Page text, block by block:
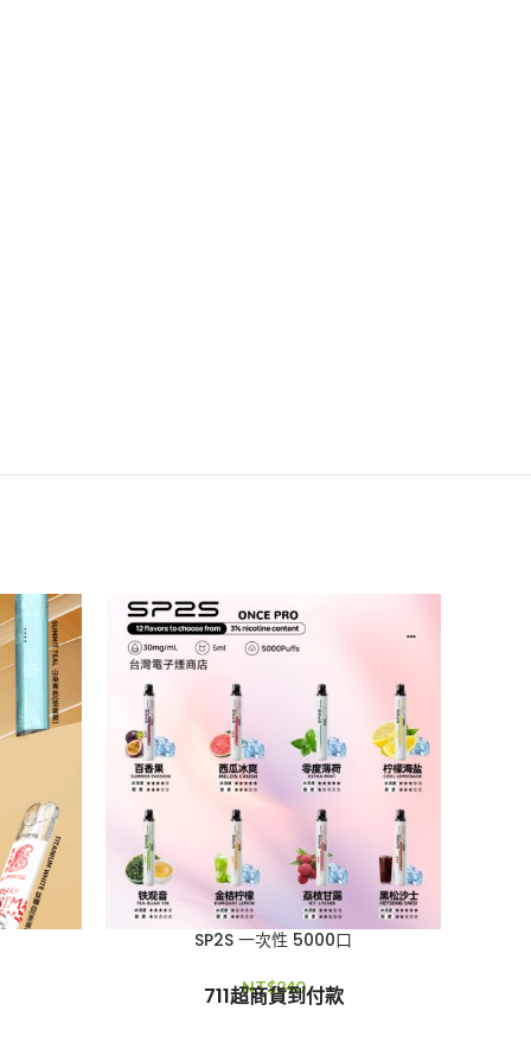
SP2S 一次性 5000口
NT$240
711超商貨到付款